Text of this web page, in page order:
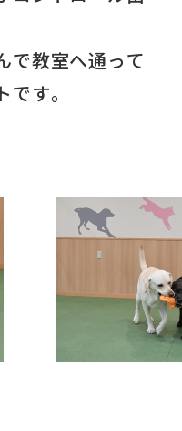
で教室へ通って
す。